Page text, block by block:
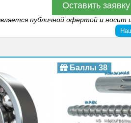
Оставить заявку
публичной офертой и носит
Баллы 38